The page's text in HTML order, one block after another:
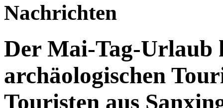
Nachrichten
Der Mai-Tag-Urlaub
archäologischen
Touristen aus